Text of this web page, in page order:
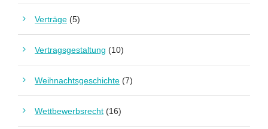
Verträge (5)
Vertragsgestaltung (10)
Weihnachtsgeschichte (7)
Wettbewerbsrecht (16)